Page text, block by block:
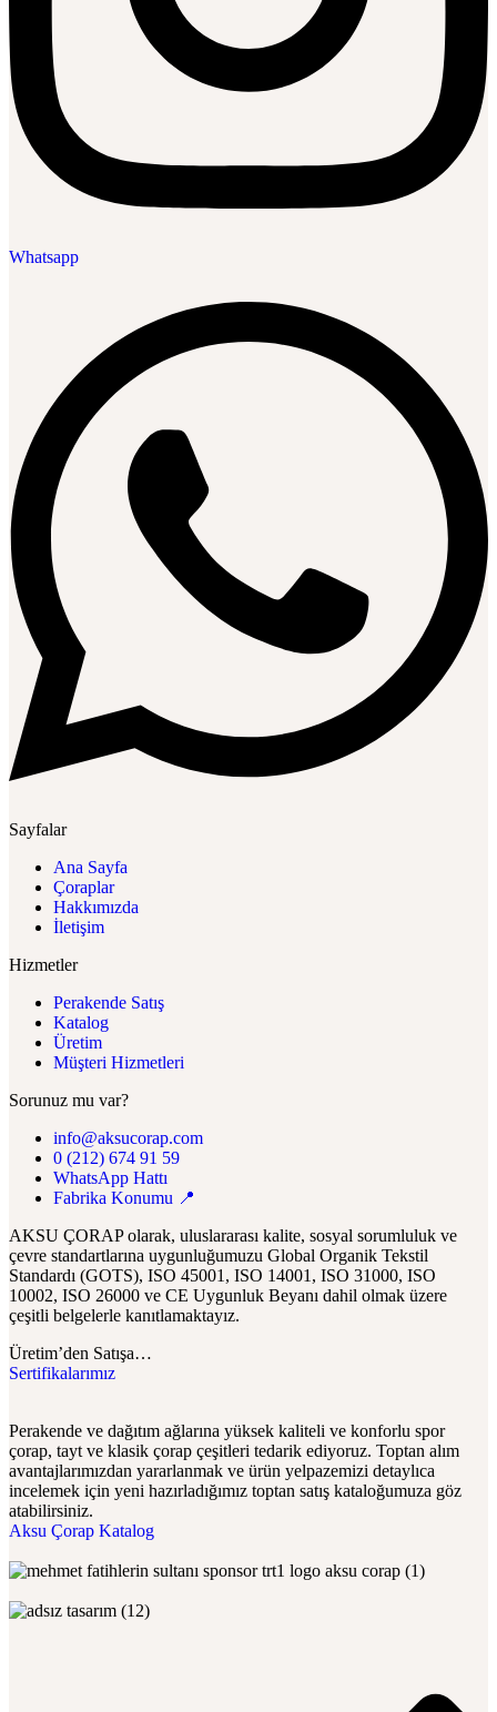
Whatsapp
Sayfalar
Ana Sayfa
Çoraplar
Hakkımızda
İletişim
Hizmetler
Perakende Satış
Katalog
Üretim
Müşteri Hizmetleri
Sorunuz mu var?
info@aksucorap.com
0 (212) 674 91 59
WhatsApp Hattı
Fabrika Konumu 📍
AKSU ÇORAP olarak, uluslararası kalite, sosyal sorumluluk ve
çevre standartlarına uygunluğumuzu Global Organik Tekstil
Standardı (GOTS), ISO 45001, ISO 14001, ISO 31000, ISO
10002, ISO 26000 ve CE Uygunluk Beyanı dahil olmak üzere
çeşitli belgelerle kanıtlamaktayız.
Üretim’den Satışa…
Sertifikalarımız
Perakende ve dağıtım ağlarına yüksek kaliteli ve konforlu spor
çorap, tayt ve klasik çorap çeşitleri tedarik ediyoruz. Toptan alım
avantajlarımızdan yararlanmak ve ürün yelpazemizi detaylıca
incelemek için yeni hazırladığımız toptan satış kataloğumuza göz
atabilirsiniz.
Aksu Çorap Katalog